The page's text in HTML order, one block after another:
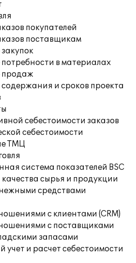
покупателей
поставщикам
в материалах
продаж
и сроков проекта
себестоимости заказов
себестоимости
ТМЦ
система показателей BSC
сырья и продукции
средствами
с клиентами (CRM)
с поставщиками
запасами
учет и расчет себестоимости